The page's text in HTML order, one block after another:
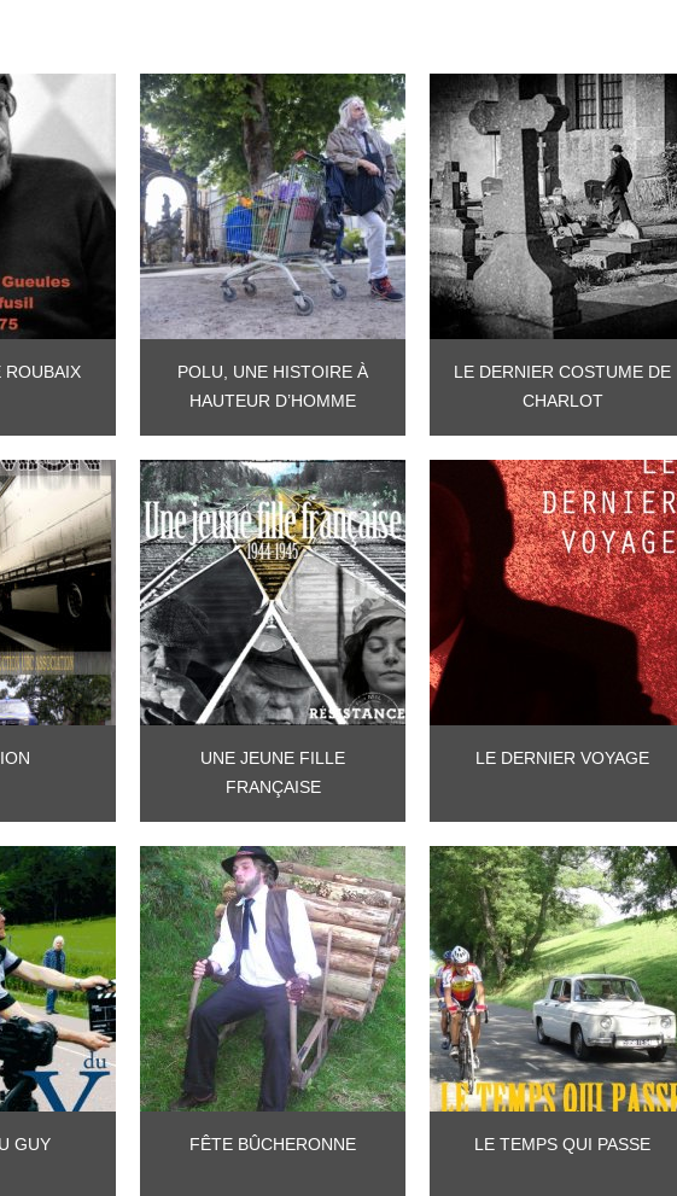
ROUBAIX
POLU, UNE HISTOIRE À
HAUTEUR D’HOMME
LE DERNIER COSTUME DE
CHARLOT
UNE JEUNE FILLE
FRANÇAISE
LE DERNIER VOYAGE
GUY FÊTE BÛCHERONNE LE TEMPS QUI PASSE